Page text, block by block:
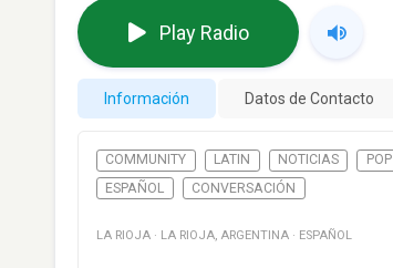
Play Radio
Información Datos de Contacto
COMMUNITY LATIN NOTICIAS POP
ESPAÑOL
CONVERSACIÓN
LA RIOJA · LA RIOJA, ARGENTINA · ESPAÑOL